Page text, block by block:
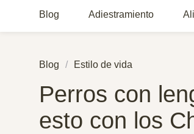
Blog Adiestramiento
Blog Estilo de vida
Perros con
esto con los